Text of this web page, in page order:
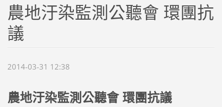
農地汙染監測公聽會 環團抗
議
2014-03-31 12:38
農地汙染監測公聽會 環團抗議